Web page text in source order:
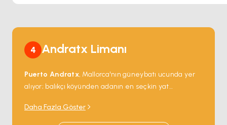
4 Andratx Limanı
Puerto Andratx, Mallorca'nın güneybatı ucunda yer
alıyor; balıkçı köyünden adanın en seçkin yat
doğal limanda.Club de Vela
barındırıyor; dış pontonlarda 40 metreye kadar yatlar
Daha Fazla Göster